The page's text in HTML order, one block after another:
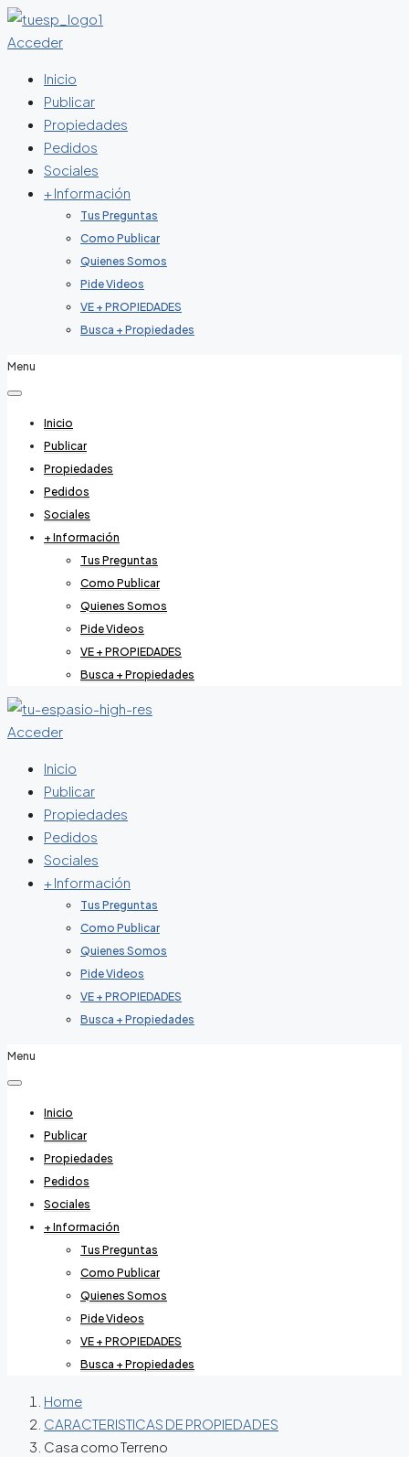
Acceder
Inicio
Publicar
Propiedades
Pedidos
Sociales
+ Información
Tus Preguntas
Como Publicar
Quienes Somos
Pide Videos
VE + PROPIEDADES
Busca + Propiedades
Menu
Inicio
Publicar
Propiedades
Pedidos
Sociales
+ Información
Tus Preguntas
Como Publicar
Quienes Somos
Pide Videos
VE + PROPIEDADES
Busca + Propiedades
Acceder
Inicio
Publicar
Propiedades
Pedidos
Sociales
+ Información
Tus Preguntas
Como Publicar
Quienes Somos
Pide Videos
VE + PROPIEDADES
Busca + Propiedades
Menu
Inicio
Publicar
Propiedades
Pedidos
Sociales
+ Información
Tus Preguntas
Como Publicar
Quienes Somos
Pide Videos
VE + PROPIEDADES
Busca + Propiedades
Home
CARACTERISTICAS DE PROPIEDADES
Casa como Terreno